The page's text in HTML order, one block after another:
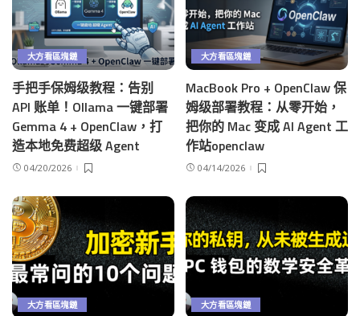
大方看區塊鏈
手把手保姆级教程：告别
API 账单！Ollama 一键部署
Gemma 4 + OpenClaw，打
造本地免费超级 Agent
04/20/2026
大方看區塊鏈
MacBook Pro + OpenClaw 保
姆级部署教程：从零开始，
把你的 Mac 变成 AI Agent 工
作站openclaw
04/14/2026
大方看區塊鏈 大方看區塊鏈